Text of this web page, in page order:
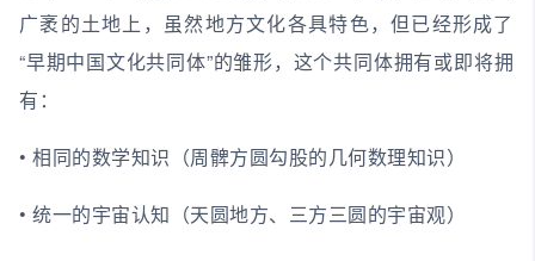
广袤的土地上，虽然地方文化各具特色，但已经形成了
“早期中国文化共同体”的雏形，这个共同体拥有或即将拥
有：
• 相同的数学知识（周髀方圆勾股的几何数理知识）
• 统一的宇宙认知（天圆地方、三方三圆的宇宙观）